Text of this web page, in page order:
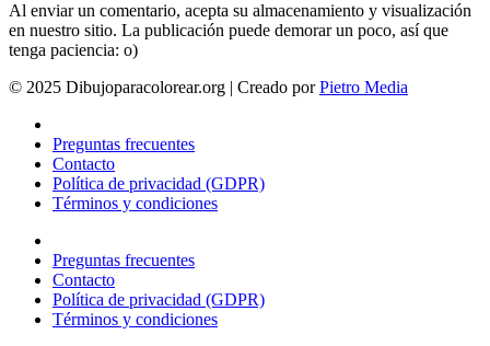
Al enviar un comentario, acepta su almacenamiento y visualización
en nuestro sitio. La publicación puede demorar un poco, así que
tenga paciencia: o)
© 2025 Dibujoparacolorear.org | Creado porPietro Media
Preguntas frecuentes
Contacto
Política de privacidad (GDPR)
Términos y condiciones
Preguntas frecuentes
Contacto
Política de privacidad (GDPR)
Términos y condiciones